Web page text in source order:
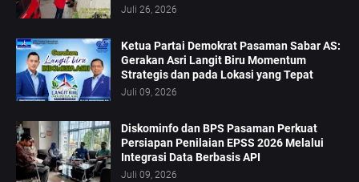
Juli 26, 2026
Ketua Partai Demokrat Pasaman Sabar AS:
Gerakan Asri Langit Biru Momentum
Strategis dan pada Lokasi yang Tepat
Juli 09, 2026
Diskominfo dan BPS Pasaman Perkuat
Persiapan Penilaian EPSS 2026 Melalui
Integrasi Data Berbasis API
Juli 09, 2026